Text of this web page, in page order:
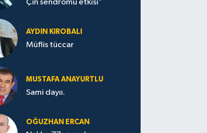
Çin sendromu etkisi”
AYDIN KIROBALI
Müflis tüccar
MUSTAFA ANAYURTLU
Sami dayıı.
OĞUZHAN ERCAN